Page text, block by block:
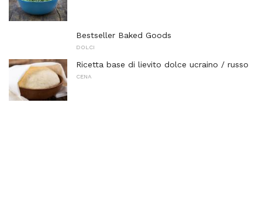
Bestseller Baked Goods
DOLCI
Ricetta base di lievito dolce ucraino / russo
CENA